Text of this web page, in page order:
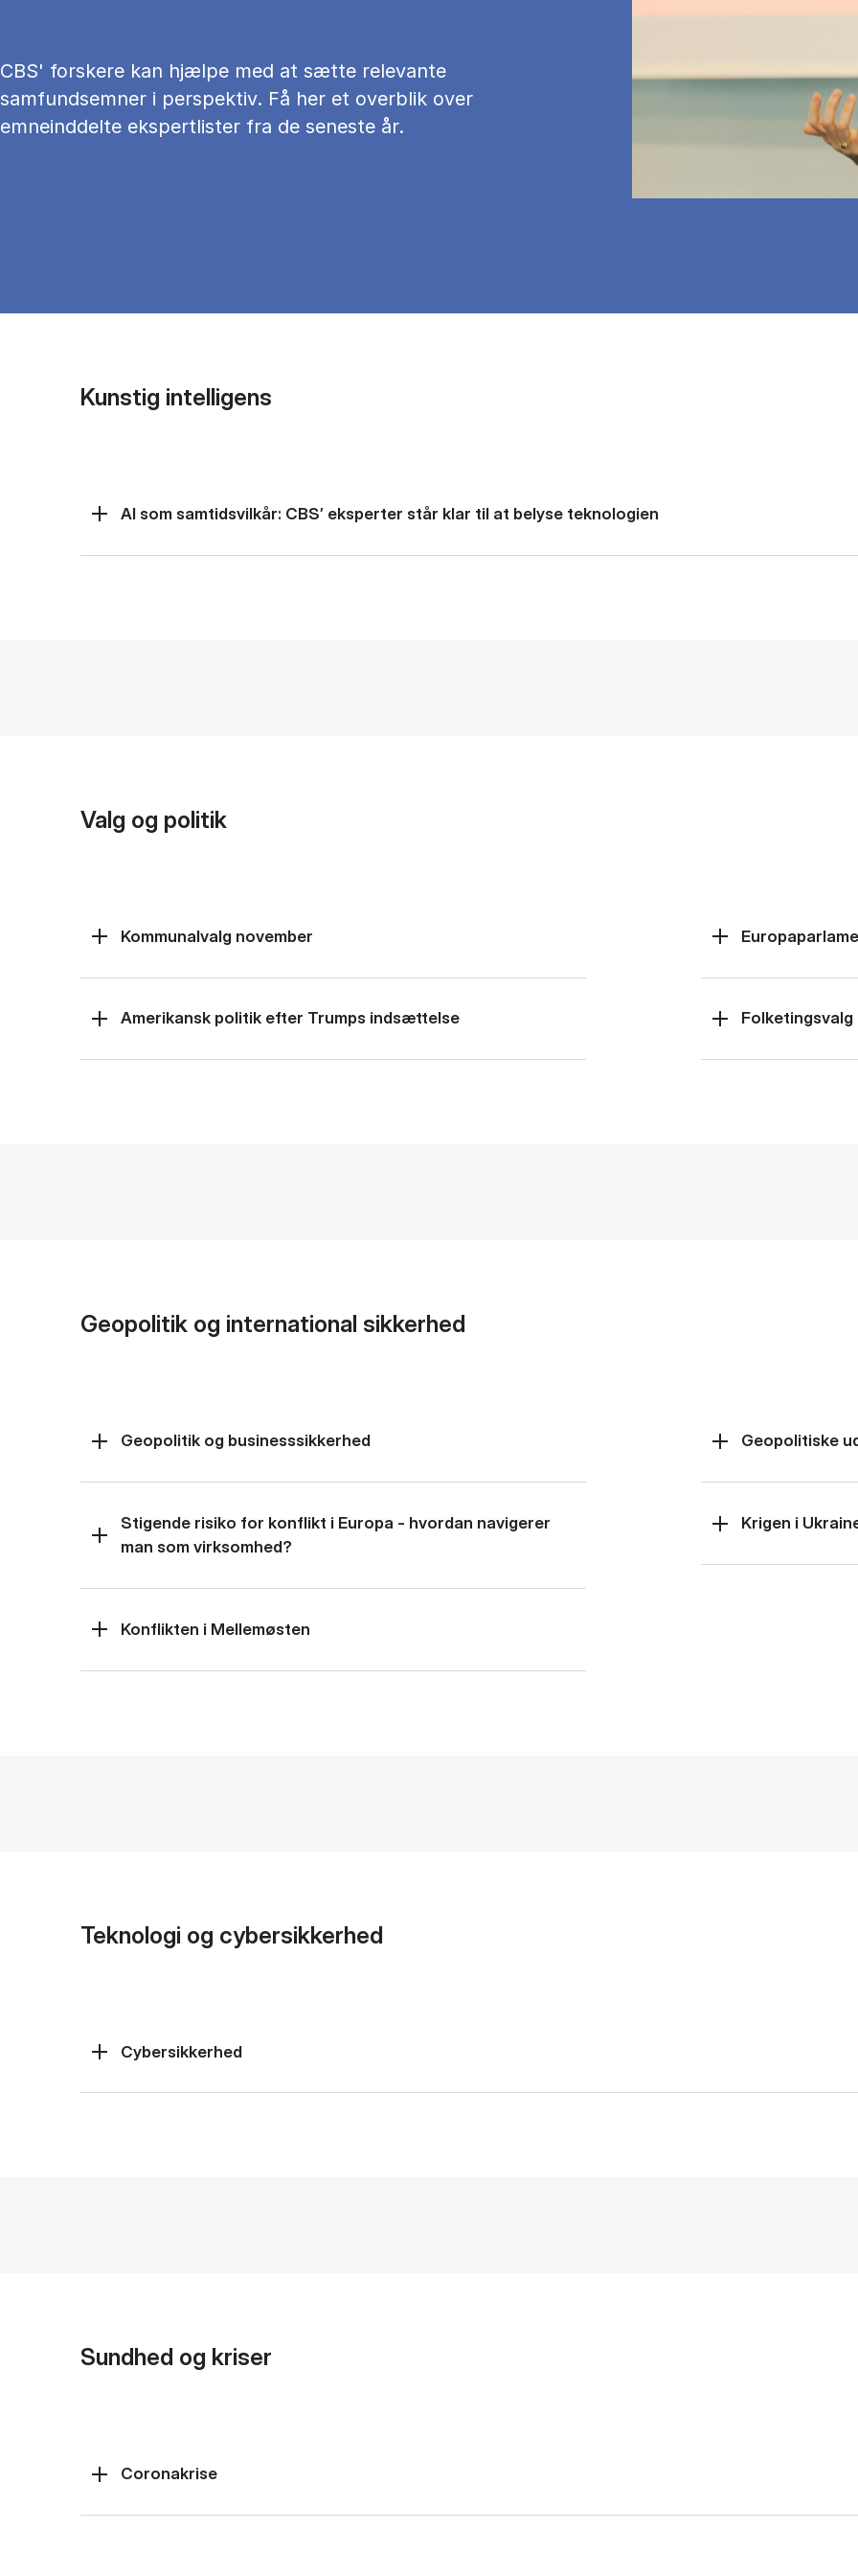
CBS' forskere kan hjælpe med at sætte relevante
samfundsemner i perspektiv. Få her et overblik over
emneinddelte ekspertlister fra de seneste år.
Kunstig intelligens
AI som samtidsvilkår: CBS’ eksperter står klar til at belyse teknologien
Valg og politik
Kommunalvalg november
Amerikansk politik efter Trumps indsættelse Folketingsvalg
Geopolitik og international sikkerhed
Geopolitik og businesssikkerhed
Stigende risiko for konflikt i Europa - hvordan navigerer
man som virksomhed?
Konflikten i Mellemøsten
Geopolitiske
Krigen i
Teknologi og cybersikkerhed
Cybersikkerhed
Sundhed og kriser
Coronakrise